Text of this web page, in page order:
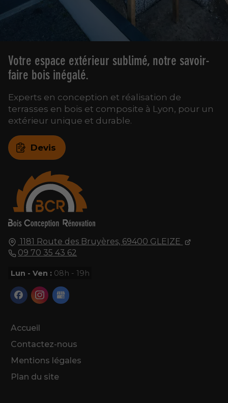
1181 Route des Bruyères, 69400 GLEIZE
09 70 35 43 62
Lun - Ven : 08h - 19h
Accueil
Contactez-nous
Mentions légales
Plan du site
Votre espace extérieur sublimé, notre savoir-
faire bois inégalé.
Experts en conception et réalisation de
terrasses en bois et composite à Lyon, pour un
extérieur unique et durable.
Devis